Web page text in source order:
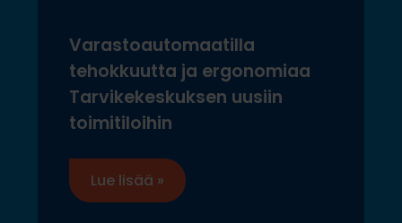
Varastoautomaatilla
tehokkuutta ja ergonomiaa
Tarvikekeskuksen uusiin
toimitiloihin
Lue lisää »